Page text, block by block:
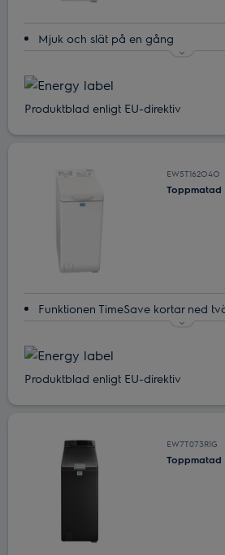
Mjuk och slät på en gång
Fräscha upp med ånga och
spara upp till 96 % vatten.*
SensiCare System ‒
kortare tid
Med SoftPlus hålls kläderna
Produktblad enligt EU-direktiv
EW5T162O4O
Toppmatad
Funktionen TimeSave kortar ned
passa ditt schema
Tvätta upp till 50 % snabbare med
Rapid 30
Tvätta när det passar dig med
Produktblad enligt EU-direktiv
EW7T073R1G
Toppmatad